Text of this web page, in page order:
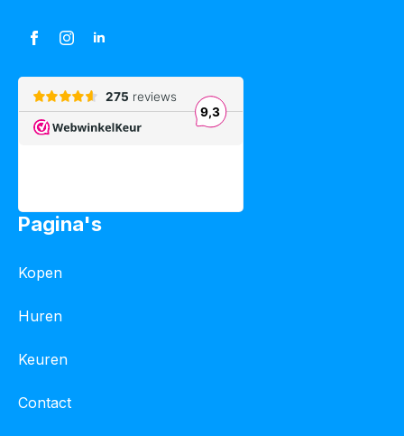
Pagina's
Kopen
Huren
Keuren
Contact